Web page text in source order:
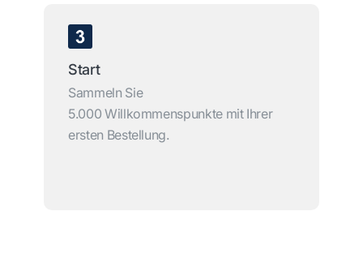
Start
Sammeln Sie
5.000 Willkommenspunkte mit Ihrer
ersten Bestellung.